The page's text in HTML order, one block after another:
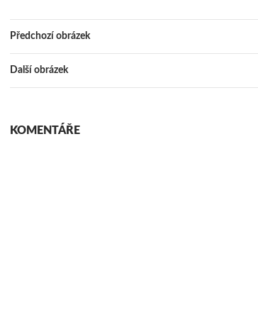
Předchozí obrázek
Další obrázek
KOMENTÁŘE